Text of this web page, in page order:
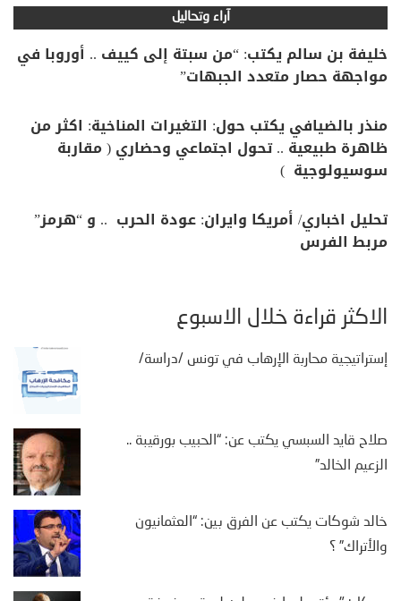
آراء وتحاليل
خليفة بن سالم يكتب: “من سبتة إلى كييف .. أوروبا في
مواجهة حصار متعدد الجبهات”
منذر بالضيافي يكتب حول: التغيرات المناخية: اكثر من
ظاهرة طبيعية .. تحول اجتماعي وحضاري ( مقاربة
سوسيولوجية )
تحليل اخباري/ أمريكا وايران: عودة الحرب .. و “هرمز”
مربط الفرس
الأكثر قراءة خلال الأسبوع
إستراتيجية محاربة الإرهاب في تونس /دراسة/
صلاح قايد السبسي يكتب عن: “الحبيب بورقيبة ..
الزعيم الخالد”
خالد شوكات يكتب عن الفرق بين: “العثمانيون
والأتراك” ؟